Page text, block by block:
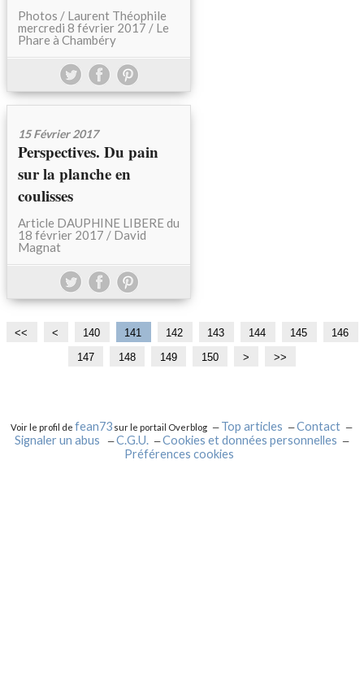
Photos / Laurent Théophile
mercredi 8 février 2017 / Le
Phare à Chambéry
15 Février 2017
Perspectives. Du pain
sur la planche en
coulisses
Article DAUPHINE LIBERE du
18 février 2017 / David
Magnat
<< <
1
0
1
1
1
2
1
3
140 141 142 143 144 145
146
147
148 149 150
1
1
1
1
2
3
4
> >>
Voir le profil defean73 sur le portail Overblog Top articles
Contact
Signaler un abus
C.G.U.
Cookies et données personnelles
Préférences cookies